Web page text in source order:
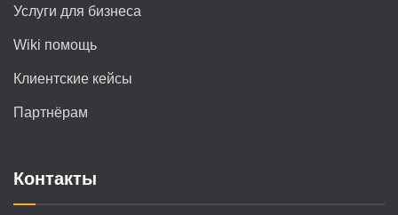
Услуги для бизнеса
Wiki помощь
Клиентские кейсы
Партнёрам
Контакты